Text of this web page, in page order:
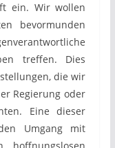
ein. Wir wollen
bevormunden
treffen. Dies
die wir
Regierung oder
Eine dieser
Umgang mit